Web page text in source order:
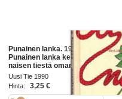
Punainen lanka. 1990. Romaani
Punainen lanka kertoo aikuisen
naisen tiestä oman paikkansa
täyttäjäksi.
Uusi Tie 1990
Hinta:
3,25 €